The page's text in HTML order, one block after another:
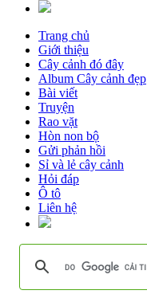
Trang chủ
Giới thiệu
Cây cảnh đó đây
Album Cây cảnh đẹp
Bài viết
Truyện
Rao vặt
Hòn non bộ
Gửi phản hồi
Sỉ và lẻ cây cảnh
Hỏi đáp
Ô tô
Liên hệ